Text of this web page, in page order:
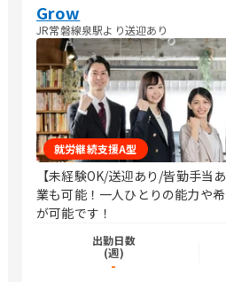
Grow
JR常磐線泉駅より送迎あり
就労継続支援A型
【未経験OK/送迎あり/皆勤手当
業も可能！一人ひとりの能力や
が可能です！
出勤日数
(週)
-